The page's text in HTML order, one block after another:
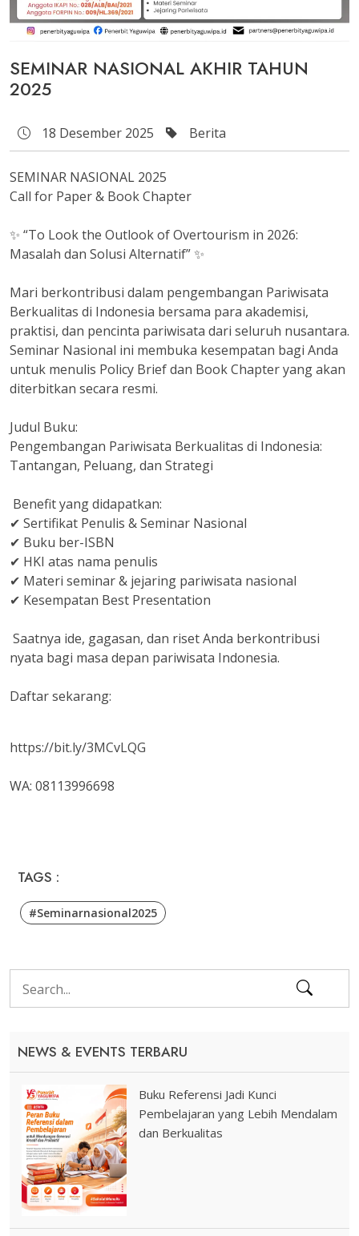
SEMINAR NASIONAL AKHIR TAHUN
2025
18 Desember 2025 Berita
SEMINAR NASIONAL 2025
Call for Paper & Book Chapter
✨ “To Look the Outlook of Overtourism in 2026:
Masalah dan Solusi Alternatif” ✨
Mari berkontribusi dalam pengembangan Pariwisata
Berkualitas di Indonesia bersama para akademisi,
praktisi, dan pencinta pariwisata dari seluruh nusantara.
Seminar Nasional ini membuka kesempatan bagi Anda
untuk menulis Policy Brief dan Book Chapter yang akan
diterbitkan secara resmi.
Judul Buku:
Pengembangan Pariwisata Berkualitas di Indonesia:
Tantangan, Peluang, dan Strategi
Benefit yang didapatkan:
✔ Sertifikat Penulis & Seminar Nasional
✔ Buku ber-ISBN
✔ HKI atas nama penulis
✔ Materi seminar & jejaring pariwisata nasional
✔ Kesempatan Best Presentation
Saatnya ide, gagasan, dan riset Anda berkontribusi
nyata bagi masa depan pariwisata Indonesia.
Daftar sekarang:
https://bit.ly/3MCvLQG
WA: 08113996698
TAGS :
#seminarnasional2025
NEWS & EVENTS TERBARU
Buku Referensi Jadi Kunci
Pembelajaran yang Lebih Mendalam
dan Berkualitas